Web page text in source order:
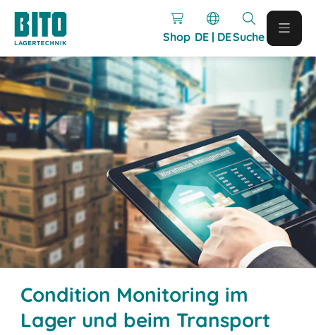
Shop DE | DESuche
Condition Monitoring im
Lager und beim Transport